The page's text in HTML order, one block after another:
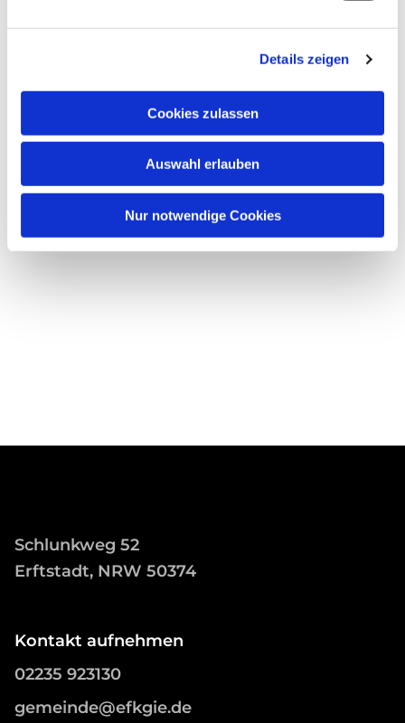
Details zeigen
Cookies zulassen
Auswahl erlauben
Nur notwendige Cookies
Schlunkweg 52
Erftstadt, NRW 50374
Kontakt aufnehmen
02235 923130
gemeinde@efkgie.de